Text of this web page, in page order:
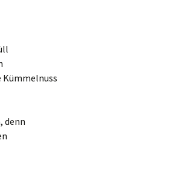
Kümmelnuss
denn